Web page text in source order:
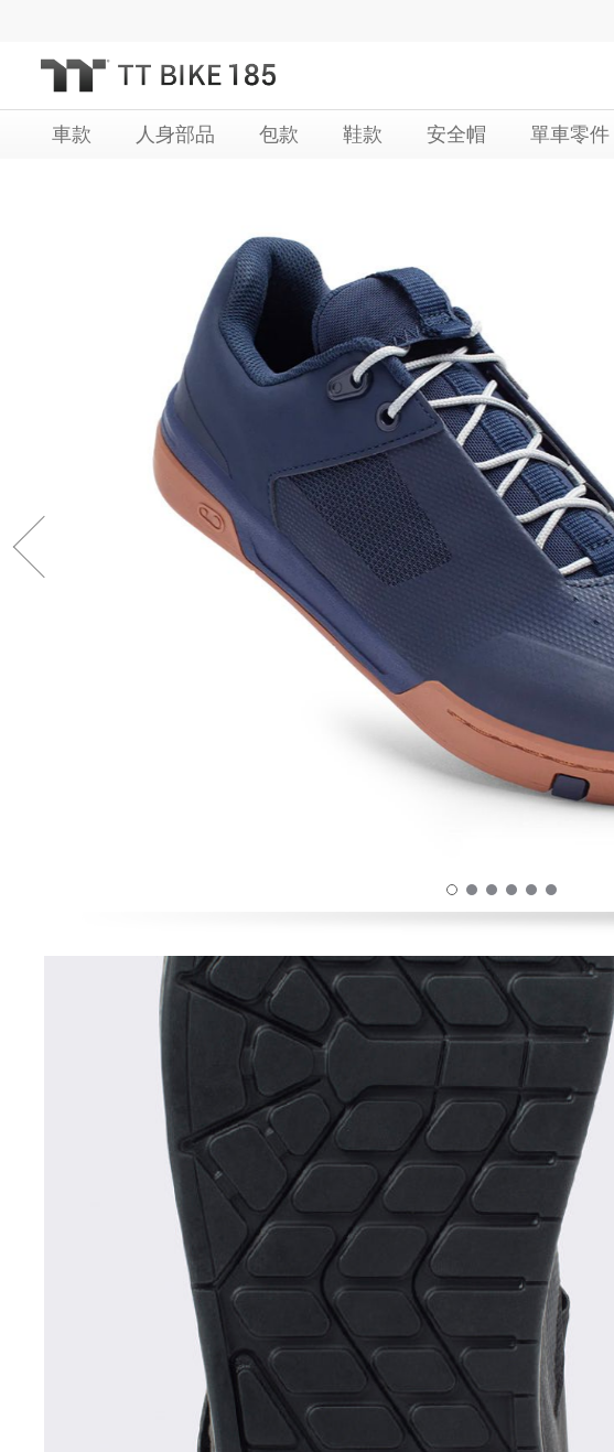
車款 人身部品 包款 鞋款 安全帽 單車零件